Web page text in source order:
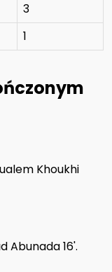
3
1
Khoukhi
Abunada 16'.